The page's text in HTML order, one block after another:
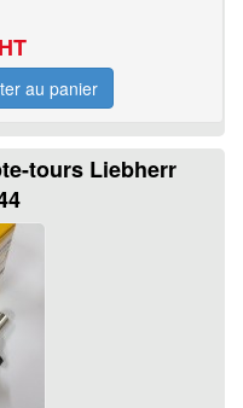
tours Liebherr